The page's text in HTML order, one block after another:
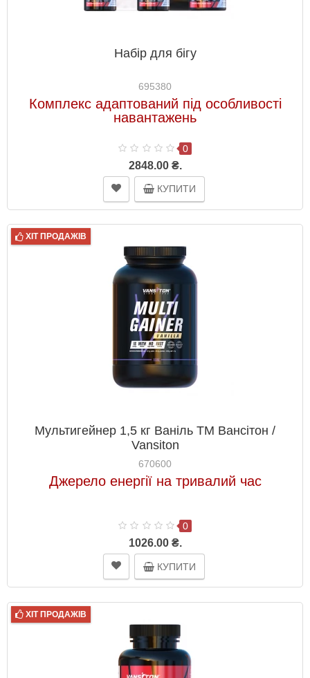
Набір для бігу
695380
Комплекс адаптований під особливості
навантажень
0
2848.00 ₴.
КУПИТИ
ХІТ ПРОДАЖІВ
Мультигейнер 1,5 кг Ваніль ТМ Вансітон /
Vansiton
670600
Джерело енергії на тривалий час
0
1026.00 ₴.
КУПИТИ
ХІТ ПРОДАЖІВ